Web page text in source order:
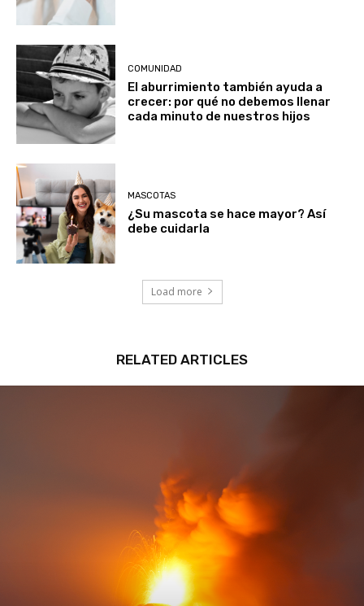
COMUNIDAD
El aburrimiento también ayuda a
crecer: por qué no debemos llenar
cada minuto de nuestros hijos
MASCOTAS
¿Su mascota se hace mayor? Así
debe cuidarla
Load more
RELATED ARTICLES